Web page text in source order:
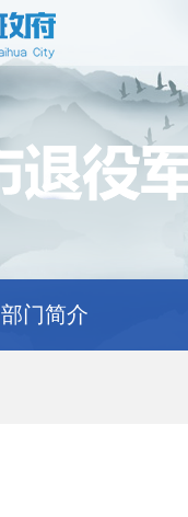
部门简介